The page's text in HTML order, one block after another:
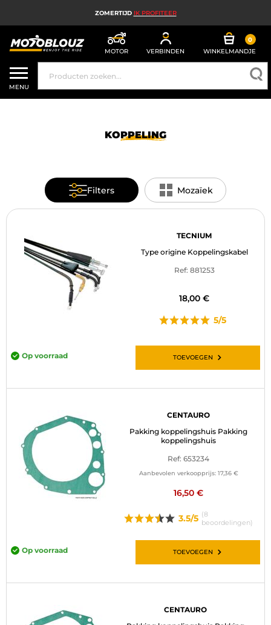
ZOMERTIJD IK PROFITEER
MOTOR VERBINDEN
0
WINKELMANDJE
MOTORHELM
MOTORUITRUSTING HEREN
MOTORAIRBAG
MOTORACCESSOIRES
BAGAGE
MERKEN
CONTACT MET ONS OPNEMEN
MENU
KOPPELING
Filters Mozaïek
TECNIUM
Type origine Koppelingskabel
Ref: 881253
18,00 €
5/5
Op voorraad TOEVOEGEN
CENTAURO
Pakking koppelingshuis Pakking
koppelingshuis
Ref: 653234
Aanbevolen verkoopprijs: 17,36 €
16,50 €
3.5/5 (8
beoordelingen)
Op voorraad TOEVOEGEN
CENTAURO